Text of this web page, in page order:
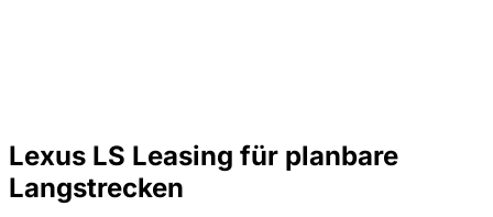
Lexus LS Leasing für planbare
Langstrecken